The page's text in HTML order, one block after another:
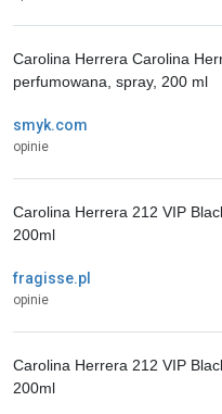
smyk.com
opinie
Carolina Herrera Carolina
perfumowana, spray, 200 ml
fragisse.pl
opinie
Carolina Herrera 212 VIP
200ml
Carolina Herrera 212 VIP
200ml